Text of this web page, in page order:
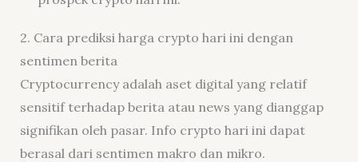
2. Cara prediksi harga crypto hari ini dengan
sentimen berita
Cryptocurrency adalah aset digital yang relatif
sensitif terhadap berita atau news yang dianggap
signifikan oleh pasar. Info crypto hari ini dapat
berasal dari sentimen makro dan mikro.